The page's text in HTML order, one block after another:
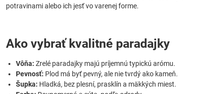
potravinami alebo ich jesť vo varenej forme.
Ako vybrať kvalitné paradajky
Vôňa: Zrelé paradajky majú príjemnú typickú arómu.
Pevnosť: Plod má byť pevný, ale nie tvrdý ako kameň.
Šupka: Hladká, bez plesní, prasklín a mäkkých miest.